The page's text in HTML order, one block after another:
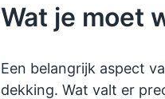
Wat je moet
Een belangrijk aspect
dekking. Wat valt er